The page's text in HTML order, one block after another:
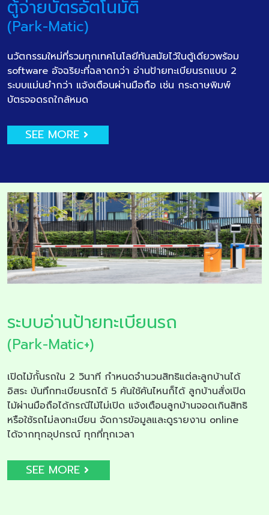
ตู้จ่ายบัตรอัตโนมัติ
(Park-Matic)
นวัตกรรมใหม่ที่รวมทุกเทคโนโลยีทันสมัยไว้ในตู้เดียวพร้อม
software อัจฉริยะที่ฉลาดกว่า อ่านป้ายทะเบียนรถแบบ 2
ระบบแม่นยำกว่า แจ้งเตือนผ่านมือถือ เช่น กระดาษพิมพ์
บัตรจอดรถใกล้หมด
SEE MORE
ระบบอ่านป้ายทะเบียนรถ
(Park-Matic+)
เปิดไม้กั้นรถใน 2 วินาที กำหนดจำนวนสิทธิแต่ละลูกบ้านได้
อิสระ บันทึกทะเบียนรถได้ 5 คันใช้คันไหนก็ได้ ลูกบ้านสั่งเปิด
ไม้ผ่านมือถือได้กรณีไม้ไม่เปิด แจ้งเตือนลูกบ้านจอดเกินสิทธิ
หรือใช้รถไม่ลงทะเบียน จัดการข้อมูลและดูรายงาน online
ได้จากทุกอุปกรณ์ ทุกที่ทุกเวลา
SEE MORE